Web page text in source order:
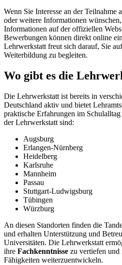
Wenn Sie Interesse an der Teilnahme
oder weitere Informationen
Informationen auf der offiziellen
Bewerbungen können direkt online
Lehrwerkstatt freut sich darauf, Sie
Weiterbildung zu begleiten.
Wo gibt es die
Die Lehrwerkstatt ist bereits in
Deutschland aktiv und bietet
praktische Erfahrungen im
der Lehrwerkstatt sind:
Augsburg
Erlangen-Nürnberg
Heidelberg
Karlsruhe
Mannheim
Passau
Stuttgart-Ludwigsburg
Tübingen
Würzburg
An diesen Standorten finden die
und erhalten Unterstützung und
Universitäten. Die Lehrwerkstatt
ihre Fachkenntnisse zu vertiefen und
Fähigkeiten weiterzuentwickeln.